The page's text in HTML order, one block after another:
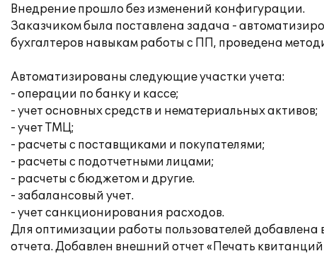
Внедрение прошло без изменений конфигурации.
Заказчиком была поставлена задача -
бухгалтеров навыкам работы с ПП, проведена
Автоматизированы следующие участки учета:
- операции по банку и кассе;
- учет основных средств и нематериальных активов;
- учет ТМЦ;
- расчеты с поставщиками и покупателями;
- расчеты с подотчетными лицами;
- расчеты с бюджетом и другие.
- забалансовый учет.
- учет санкционирования расходов.
Для оптимизации работы пользователей
отчета. Добавлен внешний отчет «Печать